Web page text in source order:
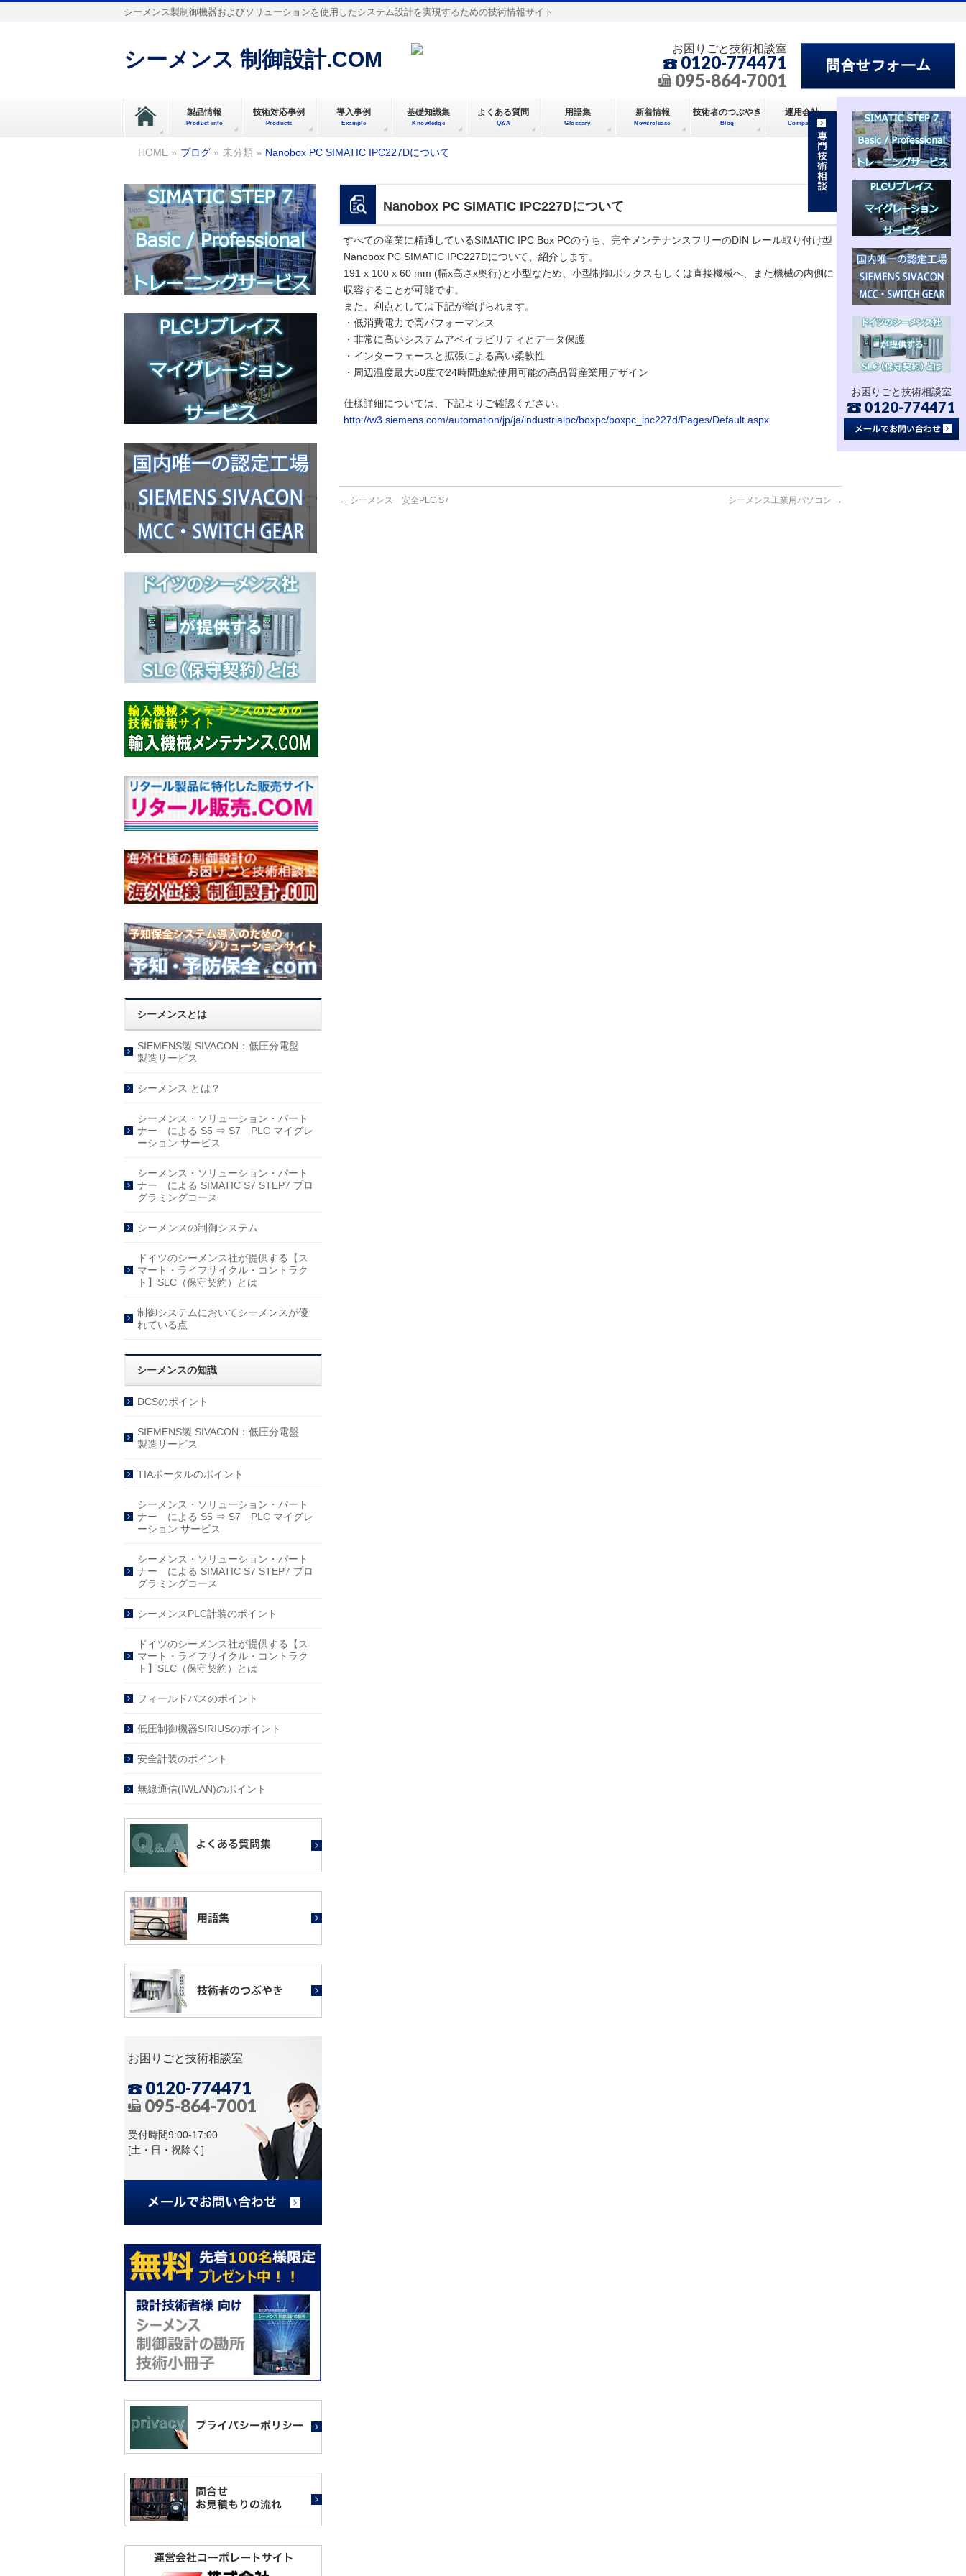
シーメンス製制御機器およびソリューションを使用したシステム設計を実現するための技術情報サイト
シーメンス 制御設計.COM お困りごと技術相談室
0120-774471
095-864-7001
製品情報
Product info
技術対応事例
Products
導入事例
Example
基礎知識集
Knowledge
よくある質問
Q&A
用語集
Glossary
新着情報
Newsrelease
技術者のつぶやき
Blog
運用会社
Company
HOME » ブログ » 未分類 » Nanobox PC SIMATIC IPC227Dについて
Nanobox PC SIMATIC IPC227Dについて
すべての産業に精通しているSIMATIC IPC Box PCのうち、完全メンテナンスフリーのDIN レール取り付け型
Nanobox PC SIMATIC IPC227Dについて、紹介します。
191 x 100 x 60 mm (幅x高さx奥行)と小型なため、小型制御ボックスもしくは直接機械へ、また機械の内側に
収容することが可能です。
また、利点としては下記が挙げられます。
・低消費電力で高パフォーマンス
・非常に高いシステムアベイラビリティとデータ保護
・インターフェースと拡張による高い柔軟性
・周辺温度最大50度で24時間連続使用可能の高品質産業用デザイン
仕様詳細については、下記よりご確認ください。
http://w3.siemens.com/automation/jp/ja/industrialpc/boxpc/boxpc_ipc227d/Pages/Default.aspx
← シーメンス 安全PLC S7 シーメンス工業用パソコン →
シーメンスとは
SIEMENS製 SIVACON：低圧分電盤
製造サービス
シーメンス とは？
シーメンス・ソリューション・パート
ナー による S5 ⇒ S7 PLC マイグレ
ーション サービス
シーメンス・ソリューション・パート
ナー による SIMATIC S7 STEP7 プロ
グラミングコース
シーメンスの制御システム
ドイツのシーメンス社が提供する【ス
マート・ライフサイクル・コントラク
ト】SLC（保守契約）とは
制御システムにおいてシーメンスが優
れている点
シーメンスの知識
DCSのポイント
SIEMENS製 SIVACON：低圧分電盤
製造サービス
TIAポータルのポイント
シーメンス・ソリューション・パート
ナー による S5 ⇒ S7 PLC マイグレ
ーション サービス
シーメンス・ソリューション・パート
ナー による SIMATIC S7 STEP7 プロ
グラミングコース
シーメンスPLC計装のポイント
ドイツのシーメンス社が提供する【ス
マート・ライフサイクル・コントラク
ト】SLC（保守契約）とは
フィールドバスのポイント
低圧制御機器SIRIUSのポイント
安全計装のポイント
無線通信(IWLAN)のポイント
お困りごと技術相談室
0120-774471
095-864-7001
受付時間9:00-17:00
[土・日・祝除く]
お困りごと技術相談室
0120-774471